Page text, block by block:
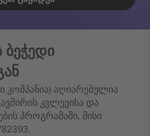
ბეჭედი
კომპანია) აღიარებულია
კვლევისა და
პროგრამაში, მისი